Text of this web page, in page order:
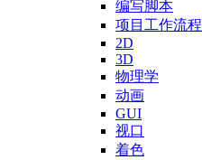
编写脚本
项目工作流程
2D
3D
物理学
动画
GUI
视口
着色